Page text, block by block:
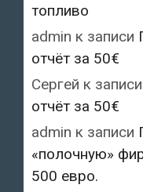
топливо
admin к записи
отчёт за 50€
Сергей к записи
отчёт за 50€
admin к записи
«полочную»
500 евро.